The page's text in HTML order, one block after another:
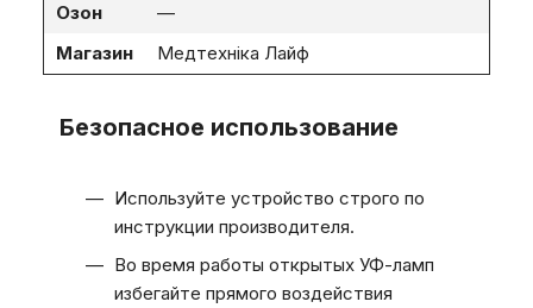
Озон
—
Магазин
Медтехніка Лайф
Безопасное использование
Используйте устройство строго по
инструкции производителя.
Во время работы открытых УФ-ламп
избегайте прямого воздействия